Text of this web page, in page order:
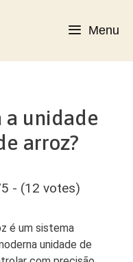
Menu
a unidade
arroz?
- (12 votes)
é um sistema
unidade de